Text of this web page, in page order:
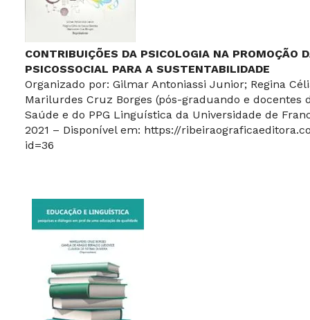
CONTRIBUIÇÕES DA PSICOLOGIA NA PROMOÇÃO
PSICOSSOCIAL PARA A SUSTENTABILIDADE
Organizado por: Gilmar Antoniassi Junior; Regina
Marilurdes Cruz Borges (pós-graduando e docentes
Saúde e do PPG Linguística da Universidade de
2021 – Disponível em: https://
id=36